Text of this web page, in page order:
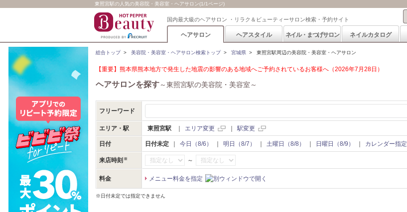
東照宮駅の人気の美容院・美容室・ヘアサロン(1/1ページ)
国内最大級のヘアサロン ・リラク＆ビューティーサロン検索・予約サイト
ヘアサロン ヘアスタイル ネイル・まつげサロン ネイルカタログ
総合トップ> 美容院・美容室・ヘアサロン検索トップ> 宮城県 > 東照宮駅周辺の美容院・美容室・ヘアサロン
【重要】熊本県熊本地方で発生した地震の影響のある地域へご予約されているお客様へ（2026年7月28日）
ヘアサロンを探す～東照宮駅の美容院・美容室～
フリーワード
エリア・駅 東照宮駅 エリア変更 駅変更
日付 日付未定 今日（8/6） 明日（8/7） 土曜日（8/8） 日曜日（8/9） カレンダー指定
来店時刻 ～
料金 メニュー料金を指定
※日付未定では指定できません